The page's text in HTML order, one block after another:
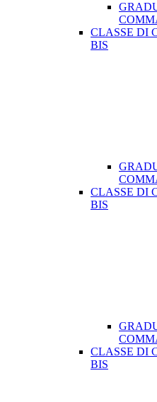
CLASSE DI
BIS
CLASSE DI
BIS
CLASSE DI
BIS